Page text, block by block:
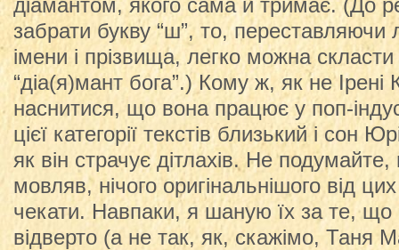
діамантом, якого сама й тримає. (До
забрати букву “ш”, то, переставляючи
імени і прізвища, легко можна
“діа(я)мант бога”.) Кому ж, як не Ірені
наснитися, що вона працює у поп-
цієї категорії текстів близький і сон
як він страчує дітлахів. Не
мовляв, нічого оригінальнішого від
чекати. Навпаки, я шаную їх за те, що
відверто (а не так, як, скажімо, Таня